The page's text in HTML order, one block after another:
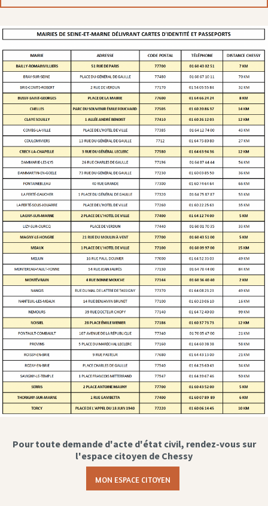
Pour toute demande d'acte d'état civil, rendez-vous sur
l'espace citoyen de Chessy
MON ESPACE CITOYEN